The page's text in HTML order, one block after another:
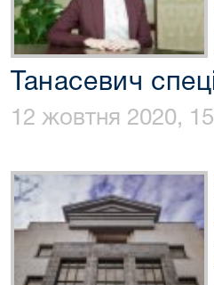
Танасевич
12 жовтня 2020,